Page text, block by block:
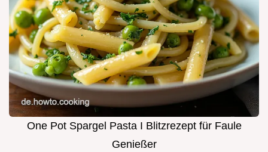
One Pot Spargel Pasta I Blitzrezept für Faule
Genießer